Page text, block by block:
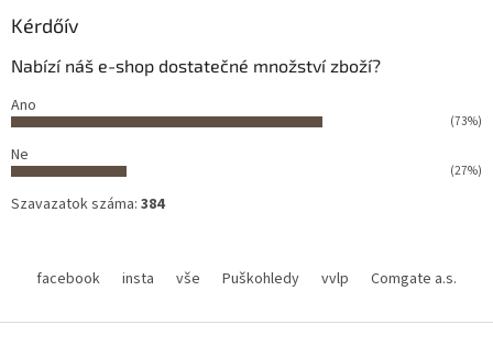
Kérdőív
Nabízí náš e-shop dostatečné množství zboží?
Ano
(73%)
Ne
(27%)
Szavazatok száma: 384
facebook insta vše Puškohledy vvlp Comgate a.s.